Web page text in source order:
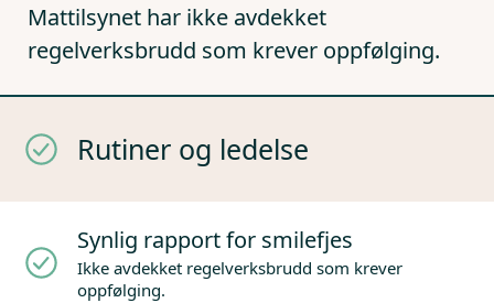
Mattilsynet har ikke avdekket
regelverksbrudd som krever oppfølging.
Rutiner og ledelse
Synlig rapport for smilefjes
Ikke avdekket regelverksbrudd som krever
oppfølging.